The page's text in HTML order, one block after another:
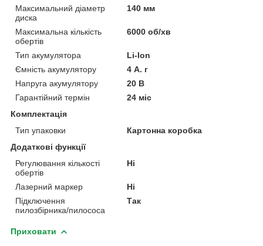
Максимальний діаметр
диска
140 мм
Максимальна кількість
обертів
6000 об/хв
Тип акумулятора
Li-Ion
Ємність акумулятору
4 А. г
Напруга акумулятору
20 В
Гарантійний термін
24 міс
Комплектація
Тип упаковки
Картонна коробка
Додаткові функції
Регулювання кількості
обертів
Ні
Лазерний маркер
Ні
Підключення
пилозбірника/пилососа
Так
Приховати